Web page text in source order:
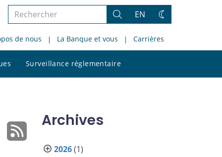
Rechercher
le
site
Rechercher
EN
Changez
thème
de nous La Banque et vous Carrières
Surveillance réglementaire
le
Archives
2026(1)